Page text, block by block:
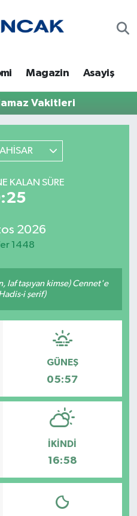
Magazin Asayiş
Vakitleri
KALAN SÜRE
2026
1448
laf taşıyan kimse) Cennet'e
i şerif)
GÜNEŞ
05:57
İKINDI
16:58
ve Fikstür